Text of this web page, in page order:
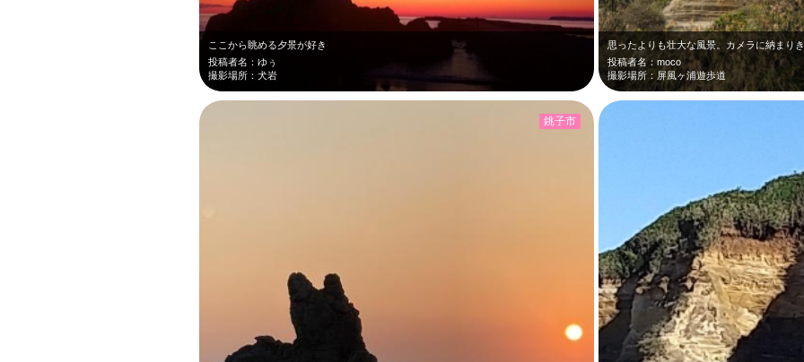
ここから眺める夕景が好き
投稿者名：ゆぅ
撮影場所：犬岩
思ったよりも壮大な風景。カメラに納まり
投稿者名：moco
撮影場所：屏風ヶ浦遊歩道
銚子市